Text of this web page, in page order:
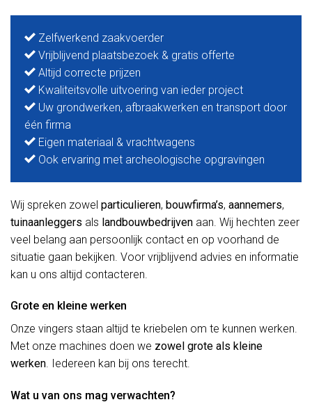
Zelfwerkend zaakvoerder
Vrijblijvend plaatsbezoek & gratis offerte
Altijd correcte prijzen
Kwaliteitsvolle uitvoering van ieder project
Uw grondwerken, afbraakwerken en transport door
één firma
Eigen materiaal & vrachtwagens
Ook ervaring met archeologische opgravingen
Wij spreken zowel particulieren, bouwfirma’s, aannemers,
tuinaanleggers als landbouwbedrijven aan. Wij hechten zeer
veel belang aan persoonlijk contact en op voorhand de
situatie gaan bekijken. Voor vrijblijvend advies en informatie
kan u ons altijd contacteren.
Grote en kleine werken
Onze vingers staan altijd te kriebelen om te kunnen werken.
Met onze machines doen we zowel grote als kleine
werken. Iedereen kan bij ons terecht.
Wat u van ons mag verwachten?